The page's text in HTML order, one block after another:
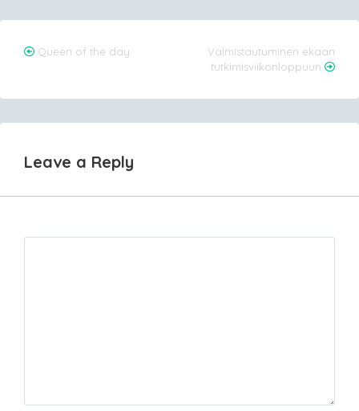
Post
Queen of the day
Valmistautuminen ekaan
tutkimisviikonloppuun
Leave a Reply